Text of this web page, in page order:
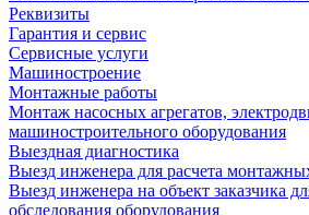
Реквизиты
Гарантия и сервис
Сервисные услуги
Машиностроение
Монтажные работы
Монтаж насосных агрегатов,
машиностроительного оборудования
Выездная диагностика
Выезд инженера для расчета
Выезд инженера на объект заказчика
обследования оборудования